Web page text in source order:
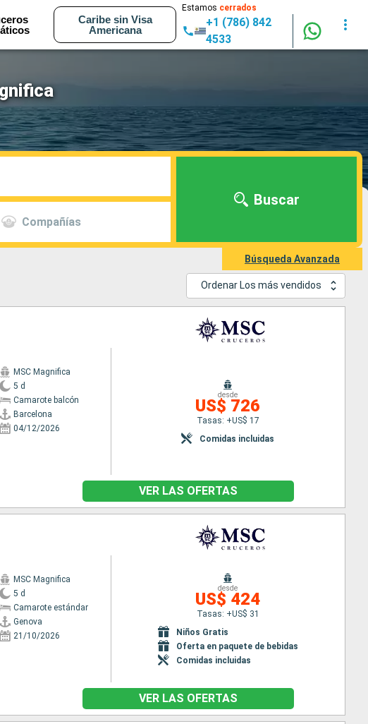
Caribe sin Visa
Americana
Estamos cerrados
+1 (786) 842
4533
Compañías
Buscar
Búsqueda Avanzada
Ordenar Los más vendidos
MSC Magnifica
5 d
Camarote balcón
Barcelona
04/12/2026
desde
US$ 726
Tasas: +US$ 17
Comidas incluidas
VER LAS OFERTAS
MSC Magnifica
5 d
Camarote estándar
Genova
21/10/2026
desde
US$ 424
Tasas: +US$ 31
Niños Gratis
Oferta en paquete de bebidas
Comidas incluidas
VER LAS OFERTAS